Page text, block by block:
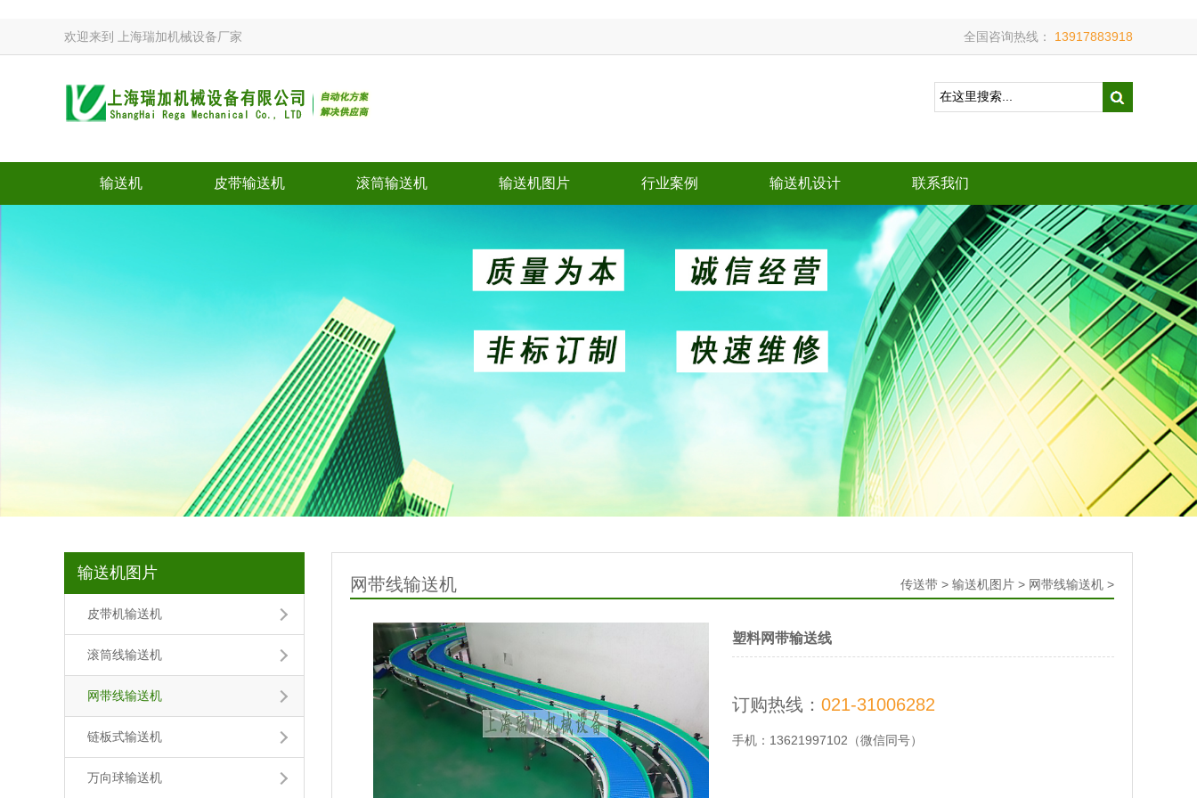
欢迎来到 上海瑞加机械设备厂家 全国咨询热线： 13917883918
输送机 皮带输送机 滚筒输送机 输送机图片 行业案例 输送机设计 联系我们
输送机图片
皮带机输送机
滚筒线输送机
网带线输送机
链板式输送机
万向球输送机
网带线输送机 传送带 > 输送机图片 > 网带线输送机 >
塑料网带输送线
订购热线： 021-31006282
手机： 13621997102（微信同号）